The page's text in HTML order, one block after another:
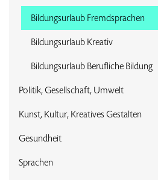
Bildungsurlaub Fremdsprachen
Bildungsurlaub Kreativ
Bildungsurlaub Berufliche Bildung
Politik, Gesellschaft, Umwelt
Kunst, Kultur, Kreatives Gestalten
Gesundheit
Sprachen